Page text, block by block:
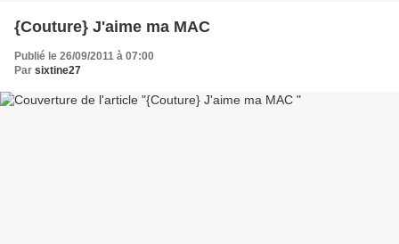
{Couture} J'aime ma MAC
Publié le 26/09/2011 à 07:00
Par sixtine27